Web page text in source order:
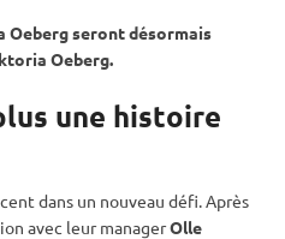
Oeberg seront désormais
Oeberg.
une histoire
dans un nouveau défi. Après
avec leur managerOlle